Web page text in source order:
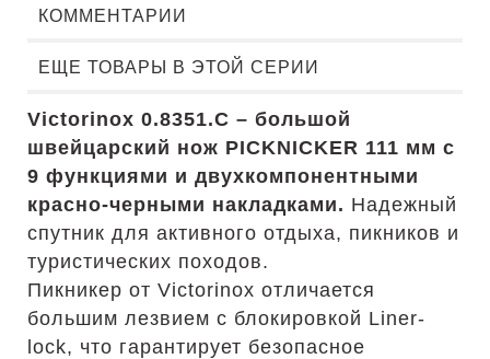
КОММЕНТАРИИ
ЕЩЕ ТОВАРЫ В ЭТОЙ СЕРИИ
Victorinox 0.8351.C – большой
швейцарский нож PICKNICKER 111 мм с
9 функциями и двухкомпонентными
красно-черными накладками. Надежный
спутник для активного отдыха, пикников и
туристических походов.
Пикникер от Victorinox отличается
большим лезвием с блокировкой Liner-
lock, что гарантирует безопасное